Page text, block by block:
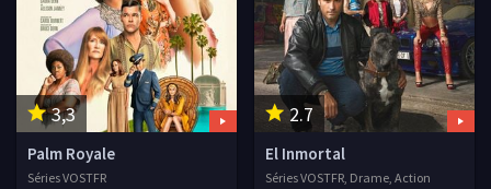
3,3
Palm Royale
Séries VOSTFR
2.7
El Inmortal
Séries VOSTFR, Drame, Action